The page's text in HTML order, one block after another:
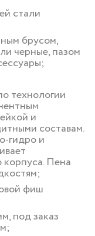
стали
брусом,
черные, пазом
технологии
и
составам.
гидро и
корпуса. Пена
фиш
под заказ